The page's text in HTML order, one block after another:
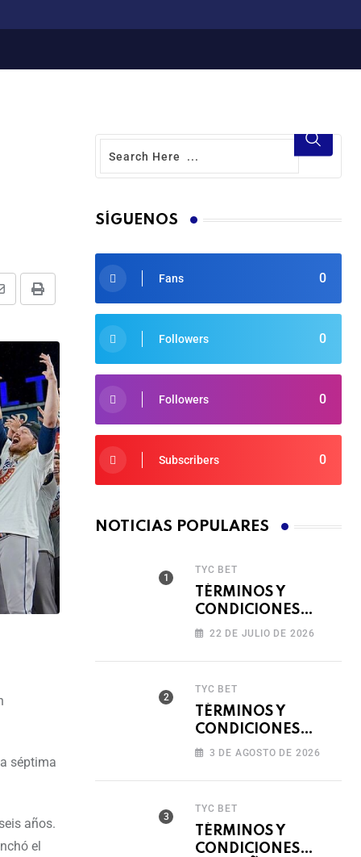
séptima
años.
el
SÍGUENOS
0
Fans
0
Followers
0
Followers
0
Subscribers
NOTICIAS POPULARES
TYC BET
TÉRMINOS Y
CONDICIONES
TORNEO COMPITE,
22 DE JULIO DE 2026
TYC BET
TÉRMINOS Y
CONDICIONES
FERIADO DE
BET593
3 DE AGOSTO DE 2026
TYC BET
TÉRMINOS Y
CONDICIONES